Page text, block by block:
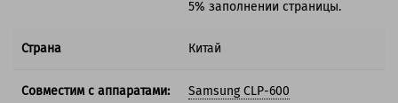
5% заполнении страницы.
Страна Китай
Совместим с аппаратами:
Samsung CLP-600